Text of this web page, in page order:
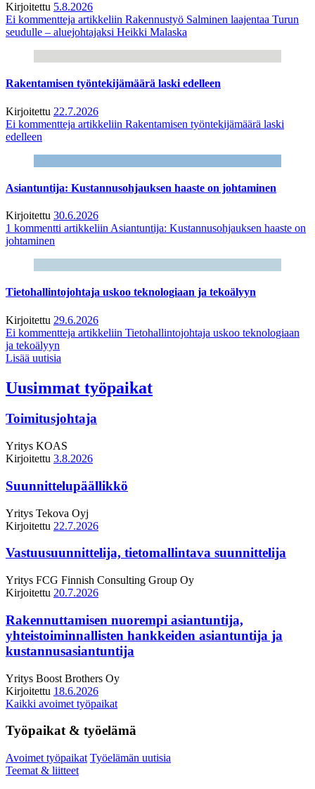
Kirjoitettu 5.8.2026
Ei kommentteja artikkeliin Rakennustyö Salminen laajentaa Turun
seudulle – aluejohtajaksi Heikki Malaska
Rakentamisen työntekijämäärä laski edelleen
Kirjoitettu 22.7.2026
Ei kommentteja artikkeliin Rakentamisen työntekijämäärä laski
edelleen
Asiantuntija: Kustannusohjauksen haaste on johtaminen
Kirjoitettu 30.6.2026
1 kommentti artikkeliin Asiantuntija: Kustannusohjauksen haaste on
johtaminen
Tietohallintojohtaja uskoo teknologiaan ja tekoälyyn
Kirjoitettu 29.6.2026
Ei kommentteja artikkeliin Tietohallintojohtaja uskoo teknologiaan
ja tekoälyyn
Lisää uutisia
Uusimmat työpaikat
Toimitusjohtaja
Yritys KOAS
Kirjoitettu 3.8.2026
Suunnittelupäällikkö
Yritys Tekova Oyj
Kirjoitettu 22.7.2026
Vastuusuunnittelija, tietomallintava suunnittelija
Yritys FCG Finnish Consulting Group Oy
Kirjoitettu 20.7.2026
Rakennuttamisen nuorempi asiantuntija,
yhteistoiminnallisten hankkeiden asiantuntija ja
kustannusasiantuntija
Yritys Boost Brothers Oy
Kirjoitettu 18.6.2026
Kaikki avoimet työpaikat
Työpaikat & työelämä
Avoimet työpaikat Työelämän uutisia
Teemat & liitteet